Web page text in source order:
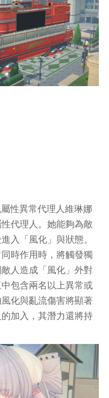
性異常代理人維琳娜
代理人。她能夠為敵
入「風化」與狀態。
時作用時，將觸發獨
人造成「風化」外對
包含兩名以上異常或
化與亂流傷害將顯著
加入，其潛力還將持